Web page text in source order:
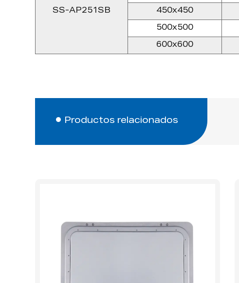
SS-AP251SB 450x450
500x500
600x600
Productos relacionados